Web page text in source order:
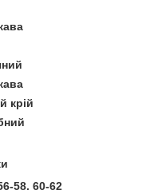
крій
58, 60-62